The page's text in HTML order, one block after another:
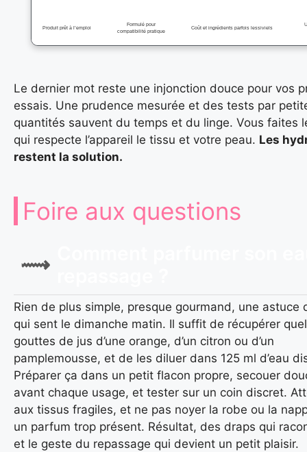
Produit prêt à l’emploi
Formulé pour
compatibilité pratique
Coût et ingrédients parfois lessiviels
Le dernier mot reste une injonction douce pour vos
essais. Une prudence mesurée et des tests par
quantités sauvent du temps et du linge. Vous faites
qui respecte l’appareil le tissu et votre peau. Les
restent la solution.
Foire aux questions
Rien de plus simple, presque gourmand, une astuce
qui sent le dimanche matin. Il suffit de récupérer
gouttes de jus d’une orange, d’un citron ou d’un
pamplemousse, et de les diluer dans 125 ml d’eau
Préparer ça dans un petit flacon propre, secouer
avant chaque usage, et tester sur un coin discret.
aux tissus fragiles, et ne pas noyer la robe ou la
un parfum trop présent. Résultat, des draps qui
et le geste du repassage qui devient un petit plaisir.